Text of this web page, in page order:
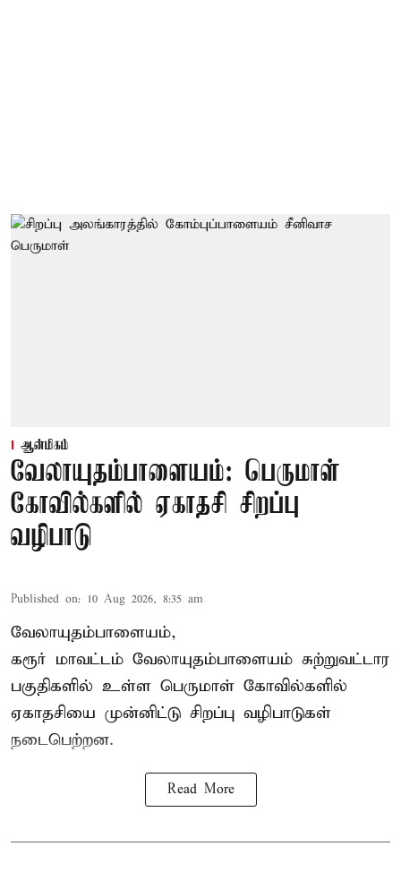
ஆன்மிகம்
வேலாயுதம்பாளையம்: பெருமாள்
கோவில்களில் ஏகாதசி சிறப்பு
வழிபாடு
Published on: 10 Aug 2026, 8:35 am
வேலாயுதம்பாளையம்,
கரூர் மாவட்டம் வேலாயுதம்பாளையம் சுற்றுவட்டார
பகுதிகளில் உள்ள பெருமாள் கோவில்களில்
ஏகாதசியை முன்னிட்டு சிறப்பு வழிபாடுகள்
நடைபெற்றன.
Read More